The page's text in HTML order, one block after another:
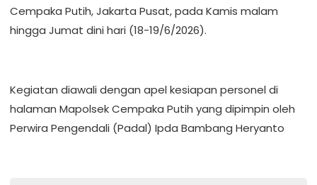
Cempaka Putih, Jakarta Pusat, pada Kamis malam
hingga Jumat dini hari (18-19/6/2026).
Kegiatan diawali dengan apel kesiapan personel di
halaman Mapolsek Cempaka Putih yang dipimpin oleh
Perwira Pengendali (Padal) Ipda Bambang Heryanto